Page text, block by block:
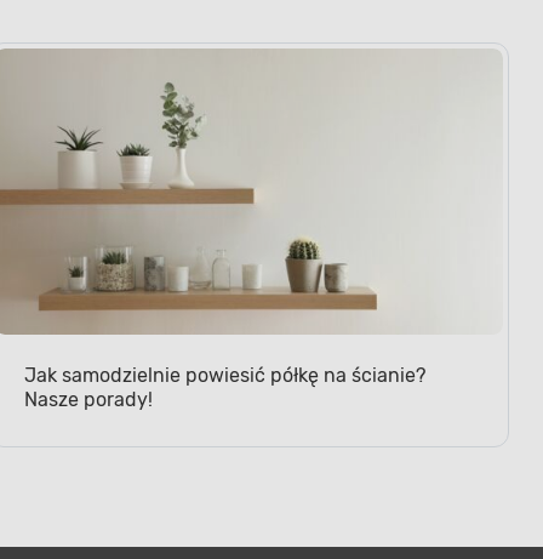
Nasze porady!